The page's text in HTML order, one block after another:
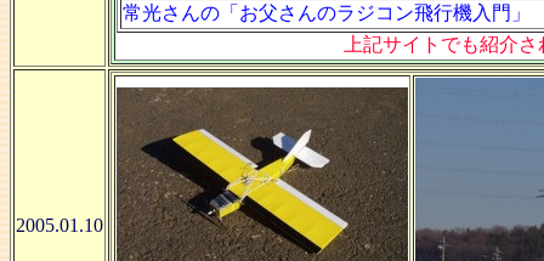
常光さんの「お父さんのラジコン飛行機入門」
上記サイトでも紹介
2005.01.10